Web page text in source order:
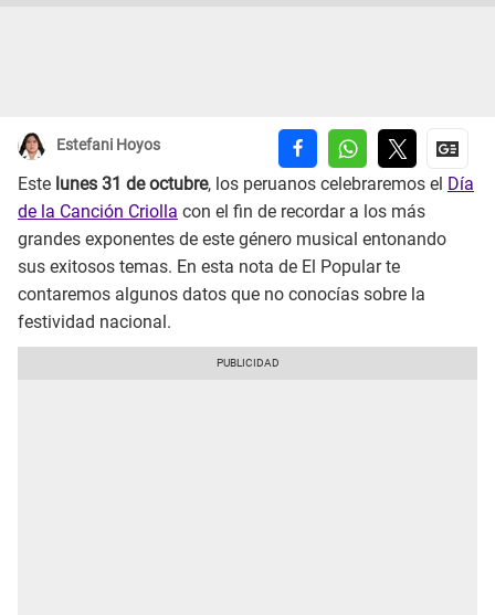
Estefani Hoyos
Este lunes 31 de octubre, los peruanos celebraremos el Día
de la Canción Criolla con el fin de recordar a los más
grandes exponentes de este género musical entonando
sus exitosos temas. En esta nota de El Popular te
contaremos algunos datos que no conocías sobre la
festividad nacional.